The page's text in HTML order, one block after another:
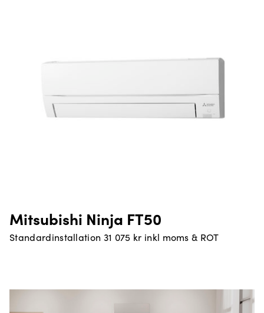
Mitsubishi Ninja FT50
Standardinstallation 31 075 kr inkl moms & ROT